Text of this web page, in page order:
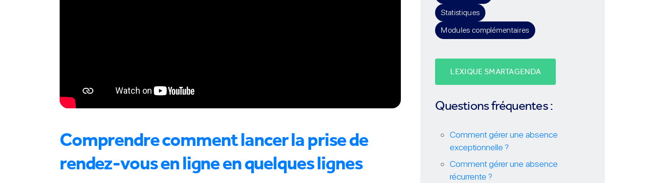
Comprendre comment lancer la prise de
rendez-vous en ligne en quelques lignes
Statistiques
Modules complémentaires
LEXIQUE SMARTAGENDA
Questions fréquentes :
Comment gérer une absence
exceptionnelle ?
Comment gérer une absence
récurrente ?